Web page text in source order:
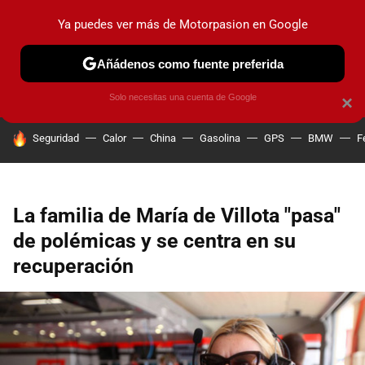
PRUEBAS COCHES ELÉCTRICOS OBSERVATORIO
HOY SE HABLA DE
Seguridad Calor China Gasolina GPS BMW
La familia de María de Villota "pasa"
de polémicas y se centra en su
recuperación
×
Ya puedes ver más de Motorpasion en Google
Añádenos como fuente preferida
Solo necesitas una cuenta de Google